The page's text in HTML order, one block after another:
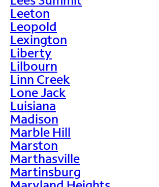
Leeton
Leopold
Lexington
Liberty
Lilbourn
Linn Creek
Lone Jack
Luisiana
Madison
Marble Hill
Marston
Marthasville
Martinsburg